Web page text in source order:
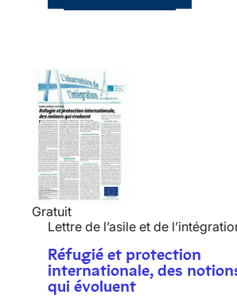
Gratuit
Lettre de l’asile et de
Réfugié et protection
internationale, des
qui évoluent